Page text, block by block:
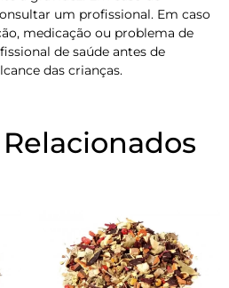
um profissional. Em caso
medicação ou problema de
de saúde antes de
das crianças.